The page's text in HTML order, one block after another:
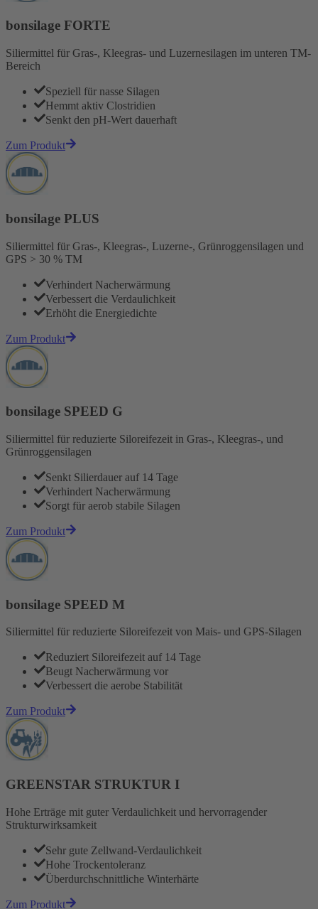
bonsilage FORTE
Siliermittel für Gras-, Kleegras- und Luzernesilagen im unteren TM-
Bereich
Speziell für nasse Silagen
Hemmt aktiv Clostridien
Senkt den pH-Wert dauerhaft
Zum Produkt
bonsilage PLUS
Siliermittel für Gras-, Kleegras-, Luzerne-, Grünroggensilagen und
GPS > 30 % TM
Verhindert Nacherwärmung
Verbessert die Verdaulichkeit
Erhöht die Energiedichte
Zum Produkt
bonsilage SPEED G
Siliermittel für reduzierte Siloreifezeit in Gras-, Kleegras-, und
Grünroggensilagen
Senkt Silierdauer auf 14 Tage
Verhindert Nacherwärmung
Sorgt für aerob stabile Silagen
Zum Produkt
bonsilage SPEED M
Siliermittel für reduzierte Siloreifezeit von Mais- und GPS-Silagen
Reduziert Siloreifezeit auf 14 Tage
Beugt Nacherwärmung vor
Verbessert die aerobe Stabilität
Zum Produkt
GREENSTAR STRUKTUR I
Hohe Erträge mit guter Verdaulichkeit und hervorragender
Strukturwirksamkeit
Sehr gute Zellwand-Verdaulichkeit
Hohe Trockentoleranz
Überdurchschnittliche Winterhärte
Zum Produkt